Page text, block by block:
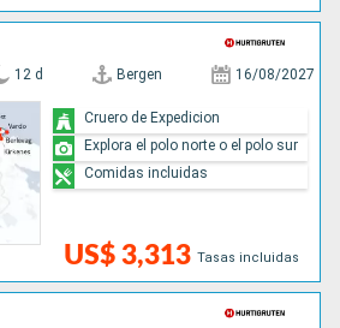
12 d Bergen 16/08/2027
US$ 3,313 Tasas incluidas
Cruero de Expedicion
Explora el polo norte o el polo sur
Comidas incluidas